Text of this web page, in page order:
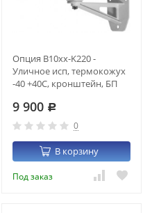
Опция B10xx-K220 -
Уличное исп, термокожух
-40 +40С, кронштейн, БП
9 900 Р
0
В корзину
Под заказ